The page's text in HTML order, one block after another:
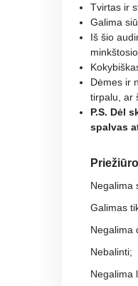
Tvirtas ir
Galima
Iš šio
Dėmes ir
tirpalu, ar
P.S. Dėl
spalvas
Negalima
Galimas
Negalima
Nebalinti;
Negalima